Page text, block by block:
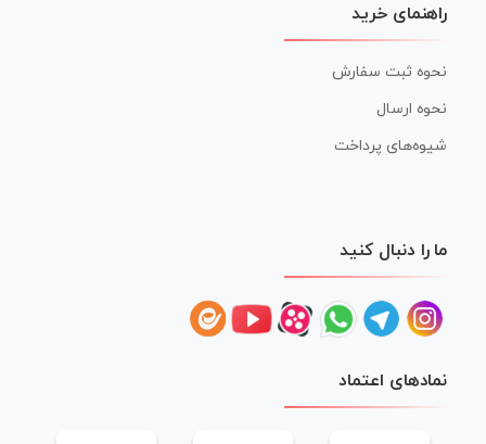
راهنمای خرید
نحوه ثبت سفارش
نحوه ارسال
شیوه‌های پرداخت
ما را دنبال کنید
نمادهای اعتماد